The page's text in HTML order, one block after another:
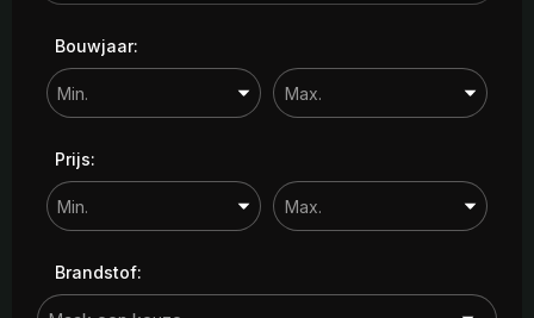
Bouwjaar:
Prijs:
Brandstof: